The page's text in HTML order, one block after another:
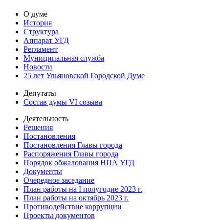
О думе
История
Структура
Аппарат УГД
Регламент
Муниципальная служба
Новости
25 лет Ульяновской Городской Думе
Депутаты
Состав думы VI созыва
Деятельность
Решения
Постановления
Постановления Главы города
Распоряжения Главы города
Порядок обжалования НПА УГД
Документы
Очередное заседание
План работы на I полугодие 2023 г.
План работы на октябрь 2023 г.
Противодействие коррупции
Проекты документов